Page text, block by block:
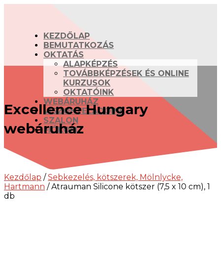
KEZDŐLAP
BEMUTATKOZÁS
OKTATÁS
ALAPKÉPZÉS
TOVÁBBKÉPZÉSEK ÉS ONLINE
KURZUSOK
OKTATÓINK
WEBÁRUHÁZ
VISZONTELADÓINK
SZALON
FIÓKOM
Excellence Hungary
webáruház
Kezdőlap /Sebkezelés, kötszerek, Mölnlycke,
Hartmann / Atrauman Silicone kötszer (7,5 x 10 cm), 1
db